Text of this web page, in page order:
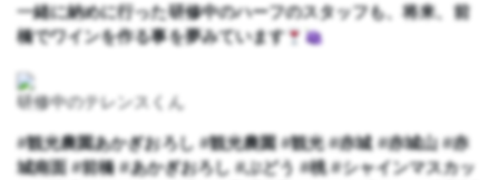
一緒に納めに行った研修中のハーフのスタッフも、将来、前
橋でワインを作る事を夢みています
研修中のテレンスくん
#観光農園あかぎおろし #観光農園#観光#赤城#赤城山#赤
城南面 #前橋#あかぎおろし #ぶどう #桃#シャインマスカッ